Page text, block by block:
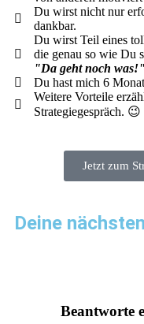
Du wirst nicht nur
dankbar.
Du wirst Teil eines
die genau so wie Du
"Da geht noch was!"
Du hast mich 6
Weitere Vorteile
Strategiegespräch. 😉
Jetzt zum
Deine
Beantworte